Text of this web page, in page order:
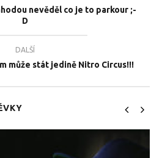
nevěděl co je to parkour ;-
D
DALŠÍ
může stát jedině Nitro Circus!!!